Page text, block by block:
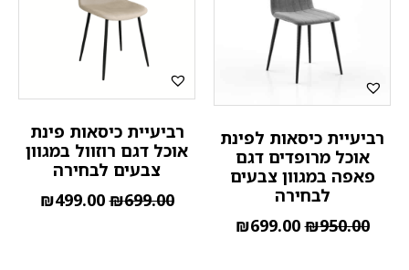
רביעיית כיסאות לפינת
אוכל מרופדים דגם
פאפה במגוון צבעים
לבחירה
₪950.00
₪699.00
רביעיית כיסאות פינת
אוכל דגם רוזוול במגוון
צבעים לבחירה
₪699.00
₪499.00